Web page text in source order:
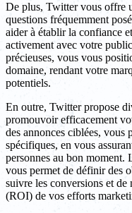
De plus, Twitter vous offre
questions fréquemment
aider à établir la confiance
activement avec votre
précieuses, vous vous
domaine, rendant votre
potentiels.
En outre, Twitter propose
promouvoir efficacement
des annonces ciblées, vous
spécifiques, en vous
personnes au bon
vous permet de définir des
suivre les conversions et de
(ROI) de vos efforts